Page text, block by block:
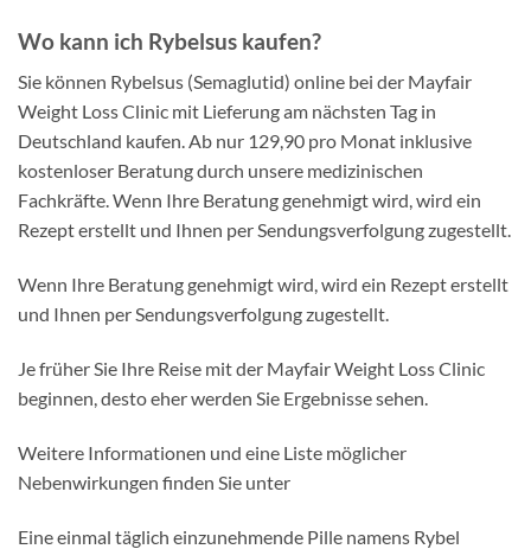
Wo kann ich Rybelsus kaufen?
Sie können Rybelsus (Semaglutid) online bei der Mayfair
Weight Loss Clinic mit Lieferung am nächsten Tag in
Deutschland kaufen. Ab nur 129,90 pro Monat inklusive
kostenloser Beratung durch unsere medizinischen
Fachkräfte. Wenn Ihre Beratung genehmigt wird, wird ein
Rezept erstellt und Ihnen per Sendungsverfolgung zugestellt.
Wenn Ihre Beratung genehmigt wird, wird ein Rezept erstellt
und Ihnen per Sendungsverfolgung zugestellt.
Je früher Sie Ihre Reise mit der Mayfair Weight Loss Clinic
beginnen, desto eher werden Sie Ergebnisse sehen.
Weitere Informationen und eine Liste möglicher
Nebenwirkungen finden Sie unter
Eine einmal täglich einzunehmende Pille namens Rybel